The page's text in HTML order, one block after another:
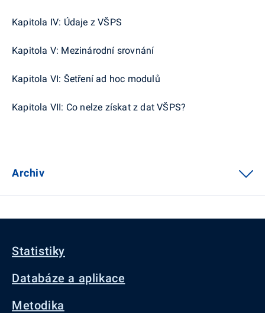
Kapitola IV: Údaje z VŠPS
Kapitola V: Mezinárodní srovnání
Kapitola VI: Šetření ad hoc modulů
Kapitola VII: Co nelze získat z dat VŠPS?
Archiv
Statistiky
Databáze a aplikace
Metodika